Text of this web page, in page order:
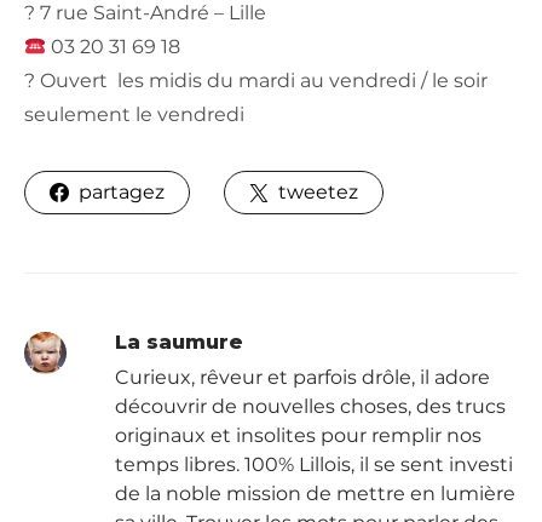
? 7 rue Saint-André – Lille
03 20 31 69 18
? Ouvert les midis du mardi au vendredi / le soir
seulement le vendredi
partagez tweetez
La saumure
Curieux, rêveur et parfois drôle, il adore
découvrir de nouvelles choses, des trucs
originaux et insolites pour remplir nos
temps libres. 100% Lillois, il se sent investi
de la noble mission de mettre en lumière